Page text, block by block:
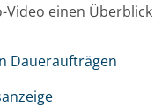
Video einen Überblick
Daueraufträgen